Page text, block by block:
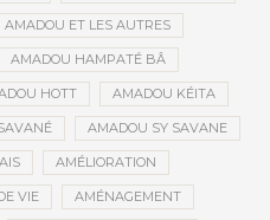
AMADOU ET LES AUTRES
AMADOU HAMPATÉ BÂ
HOTT AMADOU KÉITA
AMADOU SY SAVANE
AMÉLIORATION
VIE AMÉNAGEMENT